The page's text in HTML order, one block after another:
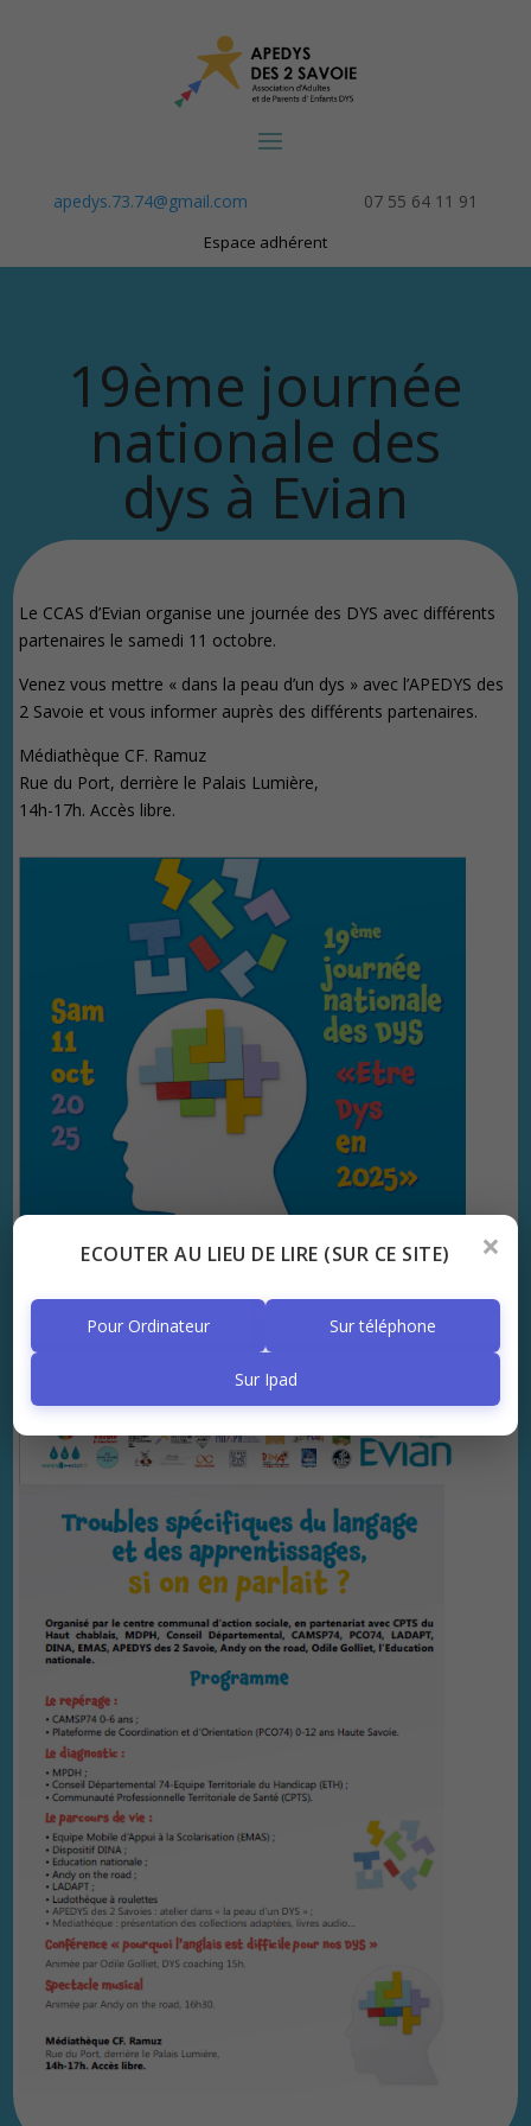
apedys.73.74@gmail.com 07 55 64 11 91
Espace adhérent
19ème journée
nationale des
dys à Evian
Le CCAS d’Evian organise une journée des DYS avec différents
partenaires le samedi 11 octobre.
Venez vous mettre « dans la peau d’un dys » avec l’APEDYS des
2 Savoie et vous informer auprès des différents partenaires.
Médiathèque CF. Ramuz
Rue du Port, derrière le Palais Lumière,
14h-17h. Accès libre.
×
ECOUTER AU LIEU DE LIRE (SUR CE SITE)
Pour Ordinateur Sur téléphone
Sur Ipad